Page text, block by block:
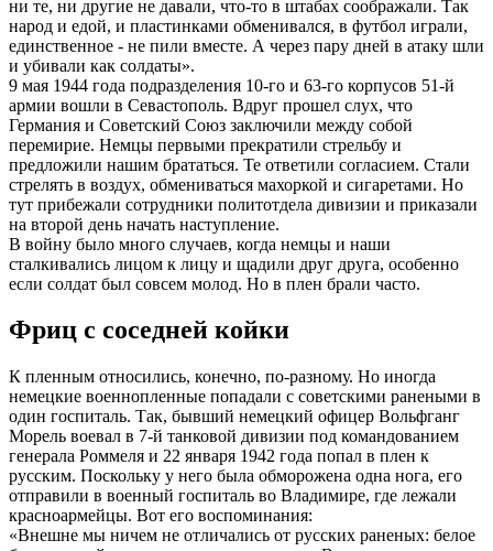
ни те, ни другие не давали, что-то в штабах соображали. Так
народ и едой, и пластинками обменивался, в футбол играли,
единственное - не пили вместе. А через пару дней в атаку шли
и убивали как солдаты».
9 мая 1944 года подразделения 10-го и 63-го корпусов 51-й
армии вошли в Севастополь. Вдруг прошел слух, что
Германия и Советский Союз заключили между собой
перемирие. Немцы первыми прекратили стрельбу и
предложили нашим брататься. Те ответили согласием. Стали
стрелять в воздух, обмениваться махоркой и сигаретами. Но
тут прибежали сотрудники политотдела дивизии и приказали
на второй день начать наступление.
В войну было много случаев, когда немцы и наши
сталкивались лицом к лицу и щадили друг друга, особенно
если солдат был совсем молод. Но в плен брали часто.
Фриц с соседней койки
К пленным относились, конечно, по-разному. Но иногда
немецкие военнопленные попадали с советскими ранеными в
один госпиталь. Так, бывший немецкий офицер Вольфганг
Морель воевал в 7-й танковой дивизии под командованием
генерала Роммеля и 22 января 1942 года попал в плен к
русским. Поскольку у него была обморожена одна нога, его
отправили в военный госпиталь во Владимире, где лежали
красноармейцы. Вот его воспоминания:
«Внешне мы ничем не отличались от русских раненых: белое